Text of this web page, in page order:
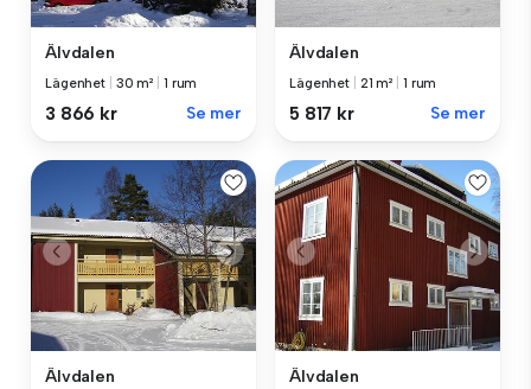
Älvdalen
Lägenhet 30 m² 1 rum
3 866 kr Se mer
Älvdalen
Lägenhet 21 m² 1 rum
5 817 kr Se mer
Älvdalen Älvdalen